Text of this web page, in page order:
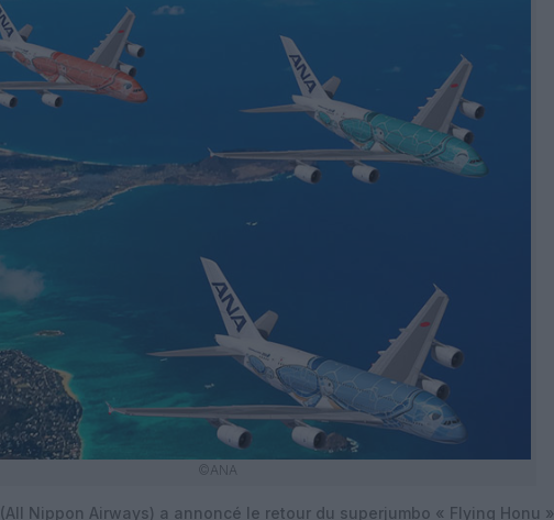
©ANA
(All Nippon Airways) a annoncé le retour du superjumbo « Flying Honu »